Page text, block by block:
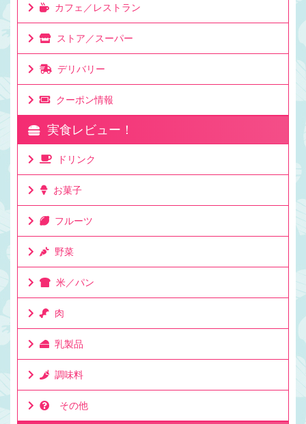
カフェ／レストラン
ストア／スーパー
デリバリー
クーポン情報
実食レビュー！
ドリンク
お菓子
フルーツ
野菜
米／パン
肉
乳製品
調味料
その他